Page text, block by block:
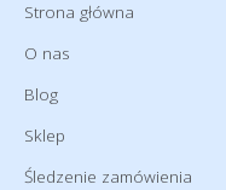
Strona główna
O nas
Blog
Sklep
Śledzenie zamówienia